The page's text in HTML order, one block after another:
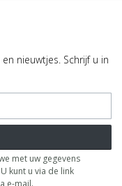
nieuwtjes. Schrijf u in
met uw gegevens
U kunt u via de link